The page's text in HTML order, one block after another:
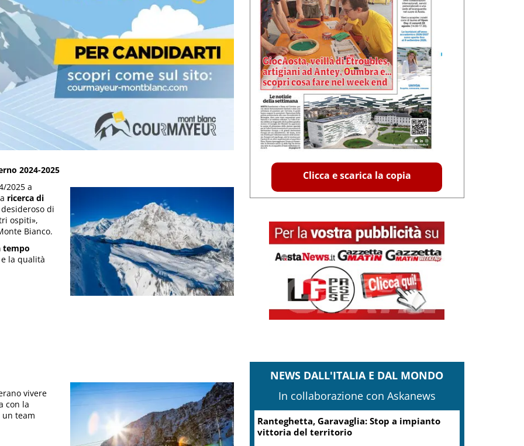
2024-2025
2025 a
ricerca di
di
ospiti»,
Bianco.
tempo
la qualità
vivere
con la
team
Clicca e scarica la copia
NEWS DALL'ITALIA E DAL MONDO
In collaborazione con Askanews
Ranteghetta, Garavaglia: Stop a impianto
vittoria del territorio